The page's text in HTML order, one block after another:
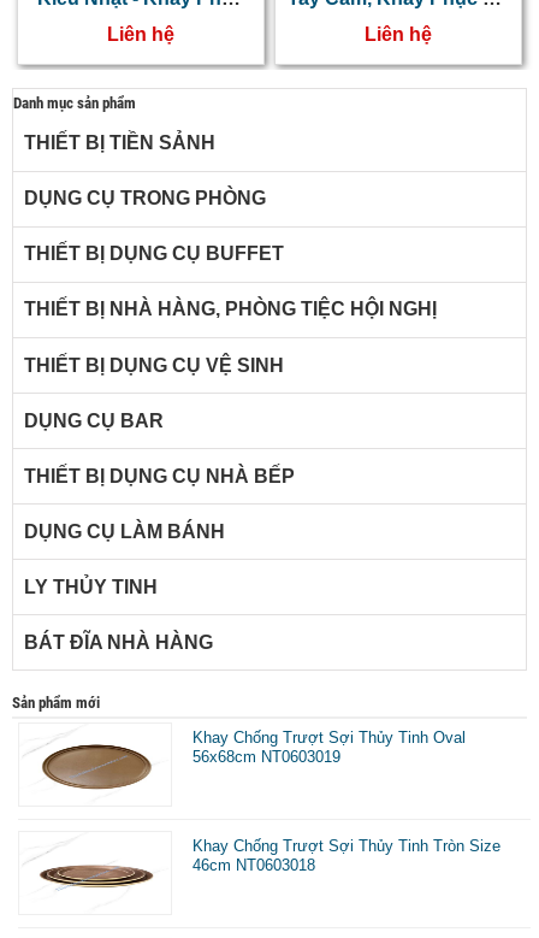
Vụ Chống Trượt
Liên hệ
Chống Trượt Cỡ Trung
Liên hệ
Danh mục sản phẩm
THIẾT BỊ TIỀN SẢNH
DỤNG CỤ TRONG PHÒNG
THIẾT BỊ DỤNG CỤ BUFFET
THIẾT BỊ NHÀ HÀNG, PHÒNG TIỆC HỘI NGHỊ
THIẾT BỊ DỤNG CỤ VỆ SINH
DỤNG CỤ BAR
THIẾT BỊ DỤNG CỤ NHÀ BẾP
DỤNG CỤ LÀM BÁNH
LY THỦY TINH
BÁT ĐĨA NHÀ HÀNG
Sản phẩm mới
Khay Chống Trượt Sợi Thủy Tinh Oval
56x68cm NT0603019
Khay Chống Trượt Sợi Thủy Tinh Tròn Size
46cm NT0603018